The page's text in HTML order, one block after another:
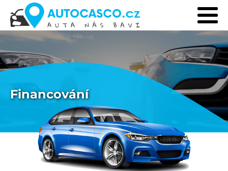
Financování